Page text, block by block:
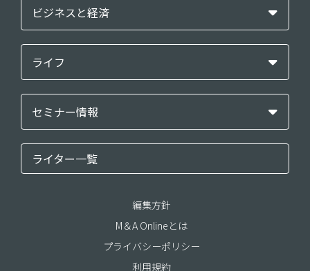
ビジネスと経済
ライフ
セミナー情報
ライター一覧
編集方針
M＆A Onlineとは
プライバシーポリシー
利用規約